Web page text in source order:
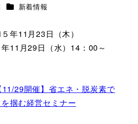
カテゴリー
新着情報
年11月23日（木）
11月29日（水）14：00～
11/29開催】省エネ・脱炭素で
掴む経営セミナー